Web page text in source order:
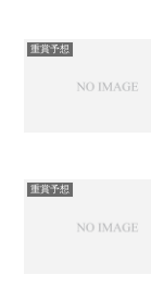
重賞予想
重賞予想